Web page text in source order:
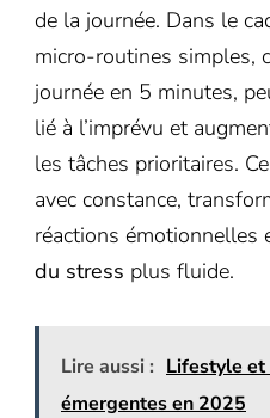
de la journée. Dans le
micro-routines simples,
journée en 5 minutes,
lié à l’imprévu et
les tâches prioritaires.
avec constance,
réactions émotionnelles
du stress plus fluide.
Lire aussi : Lifestyle
émergentes en 2025